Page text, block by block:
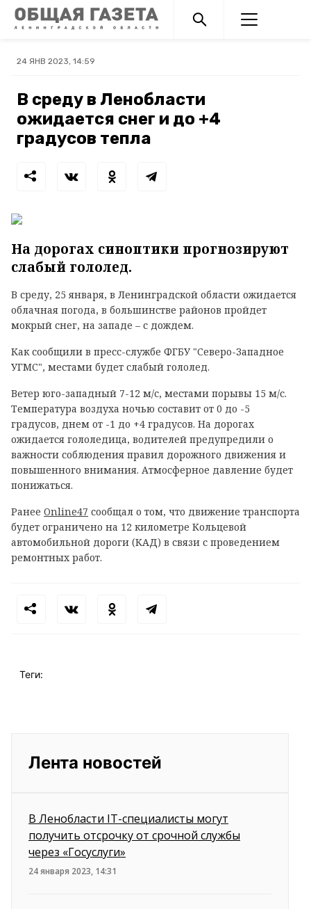
24 ЯНВ 2023, 14:59
В среду в Ленобласти
ожидается снег и до +4
градусов тепла
На дорогах синоптики прогнозируют
слабый гололед.
В среду, 25 января, в Ленинградской области ожидается
облачная погода, в большинстве районов пройдет
мокрый снег, на западе – с дождем.
Как сообщили в пресс-службе ФГБУ "Северо-Западное
УГМС", местами будет слабый гололед.
Ветер юго-западный 7-12 м/с, местами порывы 15 м/с.
Температура воздуха ночью составит от 0 до -5
градусов, днем от -1 до +4 градусов. На дорогах
ожидается гололедица, водителей предупредили о
важности соблюдения правил дорожного движения и
повышенного внимания. Атмосферное давление будет
понижаться.
Ранее Online47 сообщал о том, что движение транспорта
будет ограничено на 12 километре Кольцевой
автомобильной дороги (КАД) в связи с проведением
ремонтных работ.
Теги:
Лента новостей
В Ленобласти IT-специалисты могут
получить отсрочку от срочной службы
через «Госуслуги»
24 января 2023, 14:31